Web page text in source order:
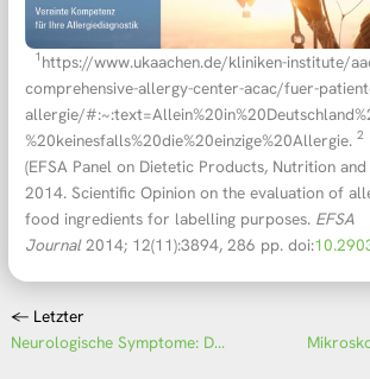
1 https://www.ukaachen.de/kliniken-institute/
comprehensive-allergy-center-acac/fuer-
allergie/
%20keinesfalls%20die%20einzige%20Allergie.2
(EFSA Panel on Dietetic Products, Nutrition
2014. Scientific Opinion on the evaluation of
food ingredients for labelling purposes. EFSA
Journal2014; 12(11):3894, 286 pp. doi:
← Letzter
Neurologische Symptome: Der Weg zur Diagnose